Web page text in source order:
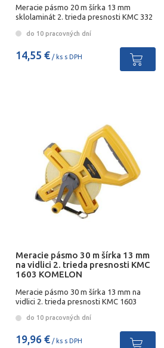
Meracie pásmo 20 m šírka 13 mm
sklolaminát 2. trieda presnosti KMC 332
do 10 pracovných dní
14,55 €/ ks s DPH
Meracie pásmo 30 m šírka 13 mm
na vidlici 2. trieda presnosti KMC
1603 KOMELON
Meracie pásmo 30 m šírka 13 mm na
vidlici 2. trieda presnosti KMC 1603
do 10 pracovných dní
19,96 €/ ks s DPH